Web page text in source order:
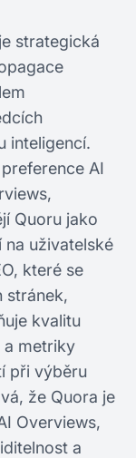
strategická
inteligencí.
AI
Quoru jako
uživatelské
které se
stránek,
kvalitu
a metriky
při výběru
že Quora je
Overviews,
a